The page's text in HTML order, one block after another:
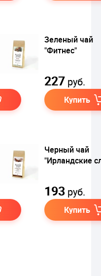
Зеленый чай
"Фитнес"
227 руб.
Купить
Черный чай
"Ирландские
193 руб.
Купить